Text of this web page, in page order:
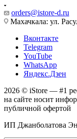
orders@istore-d.ru
Махачкала: ул.
Вконтакте
Telegram
YouTube
WhatsApp
Яндекс.Дзен
2026 © iStore — #1
на сайте носит
публичной офертой
ИП Джанболатова